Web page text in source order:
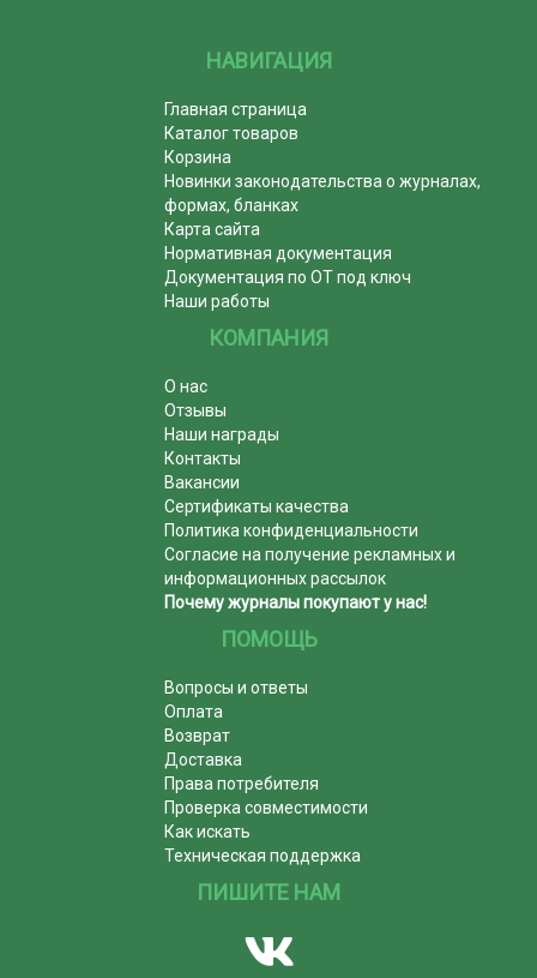
НАВИГАЦИЯ
Главная страница
Каталог товаров
Корзина
Новинки законодательства о журналах,
формах, бланках
Карта сайта
Нормативная документация
Документация по ОТ под ключ
Наши работы
КОМПАНИЯ
О нас
Отзывы
Наши награды
Контакты
Вакансии
Сертификаты качества
Политика конфиденциальности
Согласие на получение рекламных и
информационных рассылок
Почему журналы покупают у нас!
ПОМОЩЬ
Вопросы и ответы
Оплата
Возврат
Доставка
Права потребителя
Проверка совместимости
Как искать
Техническая поддержка
ПИШИТЕ НАМ